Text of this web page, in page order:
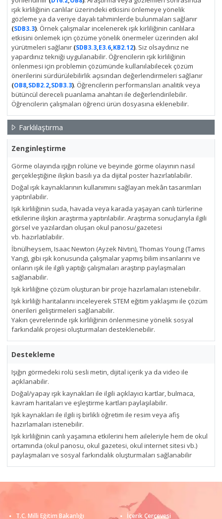
ışık kirliliğinin canlılar üzerindeki etkisini önlemeye yönelik
gözleme ya da veriye dayalı tahminlerde bulunmaları sağlanır
(SDB3.3). Örnek çalışmalar incelenerek ışık kirliliğinin canlılara
etkisini önlemek için çözüme yönelik önermeler üzerinden akıl
yürütmeleri sağlanır (SDB3.3,E3.6,KB2.12). Siz olsaydınız ne
yapardınız tekniği uygulanabilir. Öğrencilerin ışık kirliliğinin
önlenmesi için problemin çözümünde kullanılabilecek çözüm
önerilerini sürdürülebilirlik açısından değerlendirmeleri sağlanır
(OB8,SDB2.2,SDB3.3). Öğrencilerin performansları analitik veya
bütüncül dereceli puanlama anahtarı ile değerlendirilebilir.
Öğrencilerin çalışmaları öğrenci ürün dosyasına eklenebilir.
Farklılaştırma
Zenginleştirme
Görme olayında ışığın rolüne ve beyinde görme olayının nasıl
gerçekleştiğine ilişkin basılı ya da dijital poster hazırlatılabilir.
Doğal ışık kaynaklarının kullanımını sağlayan mekân tasarımları
yaptırılabilir.
Işık kirliliğinin suda, havada veya karada yaşayan canlı türlerine
etkilerine ilişkin araştırma yaptırılabilir. Araştırma sonuçlarıyla ilgili
görsel ve yazılardan oluşan okul panosu/gazetesi
vb. hazırlatılabilir.
İbnülheysem, Isaac Newton (Ayzek Nivtın), Thomas Young (Tamıs
Yang), gibi ışık konusunda çalışmalar yapmış bilim insanlarını ve
onların ışık ile ilgili yaptığı çalışmaları araştırıp paylaşmaları
sağlanabilir.
Işık kirliliğine çözüm oluşturan bir proje hazırlamaları istenebilir.
Işık kirliliği haritalarını inceleyerek STEM eğitim yaklaşımı ile çözüm
önerileri geliştirmeleri sağlanabilir.
Yakın çevrelerinde ışık kirliliğinin önlenmesine yönelik sosyal
farkındalık projesi oluşturmaları desteklenebilir.
Destekleme
Işığın görmedeki rolü sesli metin, dijital içerik ya da video ile
açıklanabilir.
Doğal/yapay ışık kaynakları ile ilgili açıklayıcı kartlar, bulmaca,
kavram haritaları ve eşleştirme kartları paylaşılabilir.
Işık kaynakları ile ilgili iş birlikli öğretim ile resim veya afiş
hazırlamaları istenebilir.
Işık kirliliğinin canlı yaşamına etkilerini hem aileleriyle hem de okul
ortamında (okul panosu, okul gazetesi, okul internet sitesi vb.)
paylaşmaları ve sosyal farkındalık oluşturmaları sağlanabilir
T.C. Milli Eğitim Bakanlığı İçerik Çerçevesi